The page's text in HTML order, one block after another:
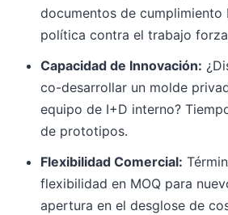
documentos de cumplimiento
política contra el trabajo
Capacidad de Innovación:
co-desarrollar un molde
equipo de I+D interno?
de prototipos.
Flexibilidad Comercial:
flexibilidad en MOQ para
apertura en el desglose de